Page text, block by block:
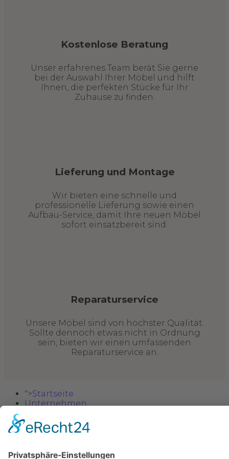
Kostenlose Beratung
Unser erfahrenes Team berät Sie gerne
bei der Auswahl Ihrer Möbel und hilft
Ihnen, die perfekten Stücke für Ihr
Zuhause zu finden.
Lieferung und Montage
Wir bieten eine schnelle und
professionelle Lieferung sowie einen
Aufbau-Service, damit Ihre neuen Möbel
sofort einsatzbereit sind.
Reparaturservice
Unsere Möbel sind von höchster Qualität.
Sollte dennoch etwas nicht in Ordnung
sein, bieten wir einen umfassenden
Reparaturservice an.
">Startseite
Unternehmen
Sitzgarnituren
Wohnzimmer
Schlafzimmer